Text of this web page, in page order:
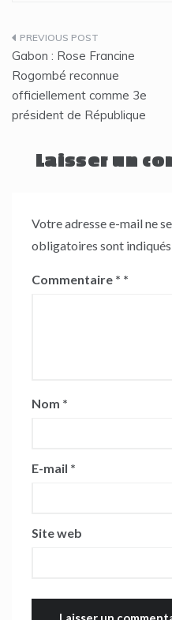
Navigation
de
l’article
Gabon : Rose Francine
Rogombé reconnue
officiellement comme 3e
président de République
Laisser un
Votre adresse e-mail ne
obligatoires sont indiqués
Commentaire *
Nom *
E-mail *
Site web